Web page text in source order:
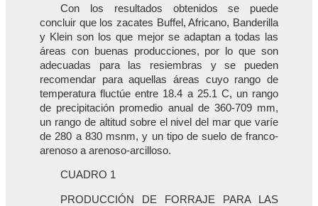
Con los resultados obtenidos se puede
concluir que los zacates Buffel, Africano, Banderilla
y Klein son los que mejor se adaptan a todas las
áreas con buenas producciones, por lo que son
adecuadas para las resiembras y se pueden
recomendar para aquellas áreas cuyo rango de
temperatura fluctúe entre 18.4 a 25.1 C, un rango
de precipitación promedio anual de 360-709 mm,
un rango de altitud sobre el nivel del mar que varíe
de 280 a 830 msnm, y un tipo de suelo de franco-
arenoso a arenoso-arcilloso.
CUADRO 1
PRODUCCIÓN DE FORRAJE PARA LAS